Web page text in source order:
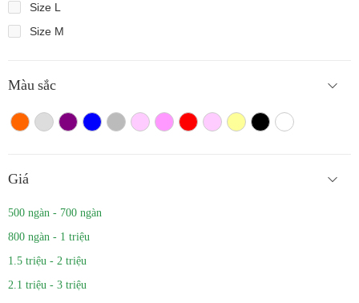
Size L
Size M
Màu sắc
Màu camTrắng màu
Tím XanhXám Hồng nhạtHồng đậm
Đỏ HồngVàngMàu đenTrắng
Giá
500 ngàn - 700 ngàn
800 ngàn - 1 triệu
1.5 triệu - 2 triệu
2.1 triệu - 3 triệu